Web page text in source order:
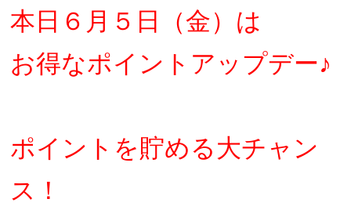
本日６月５日（金）は
お得なポイントアップデー♪
ポイントを貯める大チャン
ス！